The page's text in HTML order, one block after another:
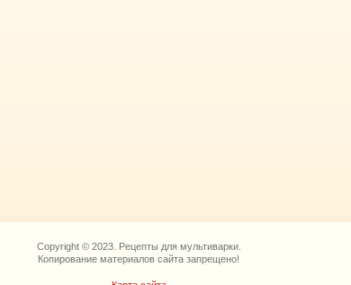
Copyright © 2023. Рецепты для мультиварки.
Копирование материалов сайта запрещено!